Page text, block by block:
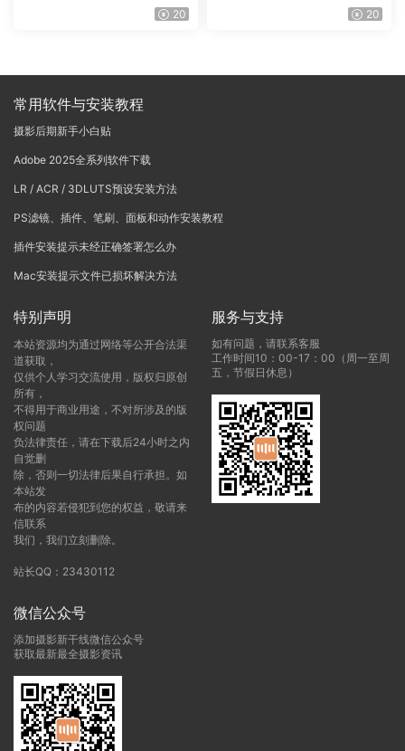
Vinci Resolve Studio21.0.320
戏团 – QUEST 60 调色预设A
20
常用软件与安装教程
摄影后期新手小白贴
Adobe 2025全系列软件下载
LR / ACR / 3DLUTS预设安装方法
PS滤镜、插件、笔刷、面板和动作安装教程
插件安装提示未经正确签署怎么办
Mac安装提示文件已损坏解决方法
特别声明
本站资源均为通过网络等公开合法渠
道获取，
仅供个人学习交流使用，版权归原创
所有，
不得用于商业用途，不对所涉及的版
权问题
负法律责任，请在下载后24小时之内
自觉删
除，否则一切法律后果自行承担。如
本站发
布的内容若侵犯到您的权益，敬请来
信联系
我们，我们立刻删除。
站长QQ：23430112
服务与支持
如有问题，请联系客服
工作时间10：00-17：00（周一至周
五，节假日休息）
微信公众号
添加摄影新干线微信公众号
获取最新最全摄影资讯